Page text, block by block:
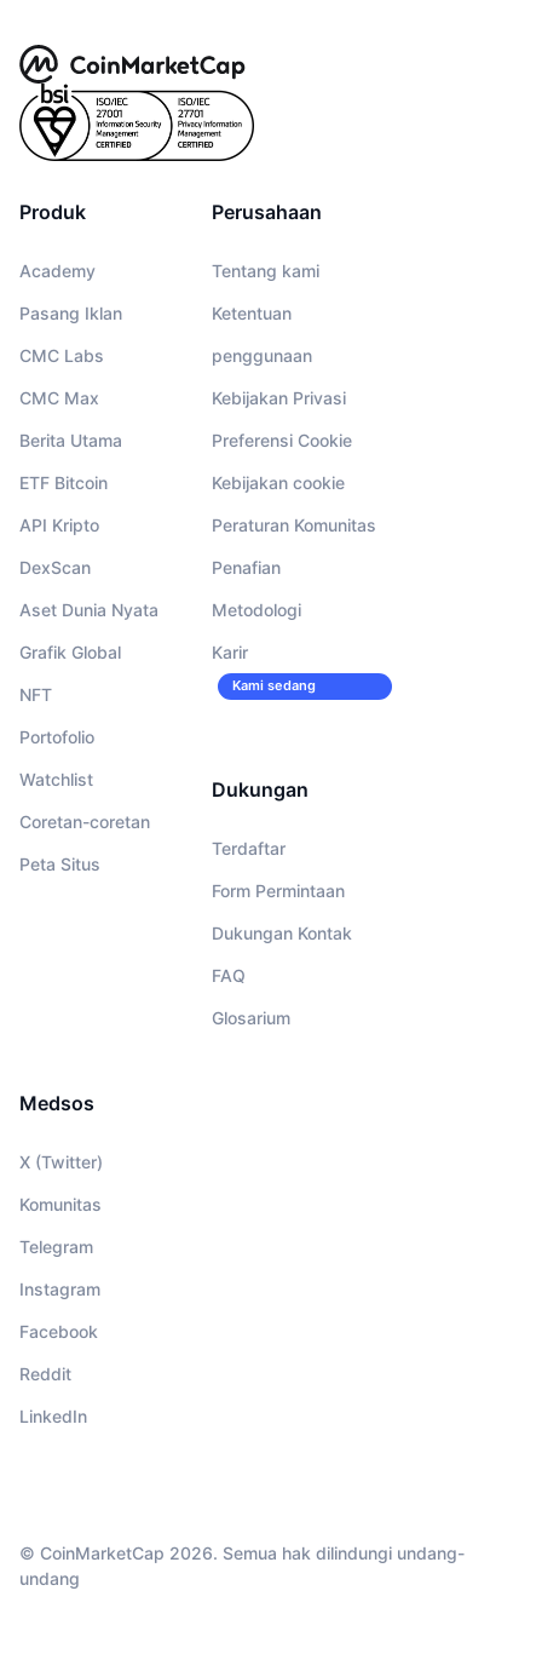
Produk
Academy
Pasang Iklan
CMC Labs
CMC Max
Berita Utama
ETF Bitcoin
API Kripto
DexScan
Aset Dunia Nyata
Grafik Global
NFT
Portofolio
Watchlist
Coretan-coretan
Peta Situs
Perusahaan
Tentang kami
Ketentuan
penggunaan
Kebijakan Privasi
Preferensi Cookie
Kebijakan cookie
Peraturan Komunitas
Penafian
Metodologi
Karir
Kami sedang
Dukungan
Terdaftar
Form Permintaan
Dukungan Kontak
FAQ
Glosarium
Medsos
X (Twitter)
Komunitas
Telegram
Instagram
Facebook
Reddit
LinkedIn
© CoinMarketCap 2026. Semua hak dilindungi undang-
undang